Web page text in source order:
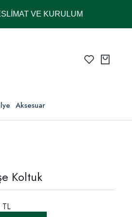
Aksesuar
Koltuk
TL